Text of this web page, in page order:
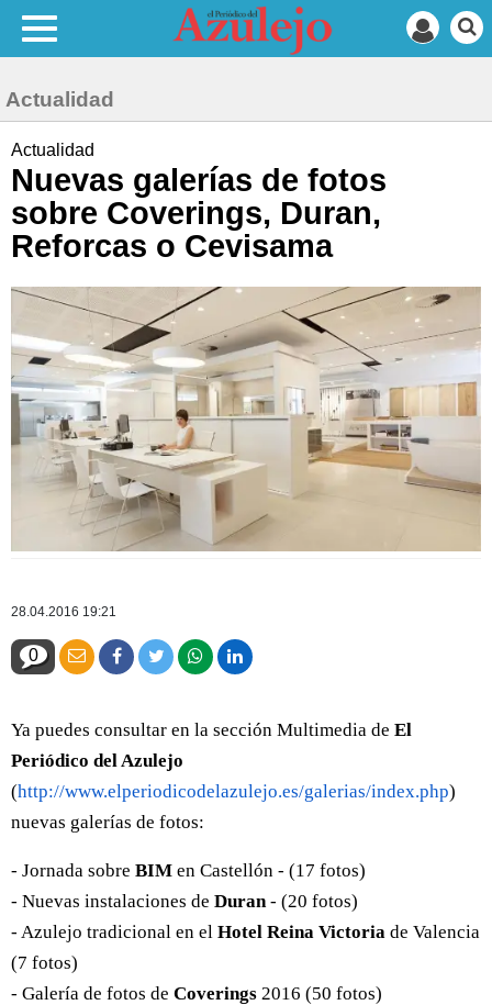
Actualidad
Actualidad
Nuevas galerías de fotos
sobre Coverings, Duran,
Reforcas o Cevisama
28.04.2016 19:21
0
Ya puedes consultar en la sección Multimedia de El
Periódico del Azulejo
(http://www.elperiodicodelazulejo.es/galerias/index.php)
nuevas galerías de fotos:
- Jornada sobre BIM en Castellón - (17 fotos)
- Nuevas instalaciones de Duran - (20 fotos)
- Azulejo tradicional en el Hotel Reina Victoria de Valencia
(7 fotos)
- Galería de fotos de Coverings 2016 (50 fotos)